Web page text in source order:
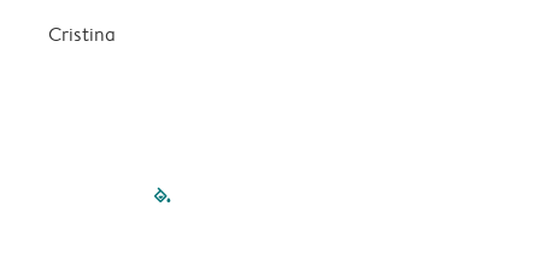
Cristina
filled-pagination